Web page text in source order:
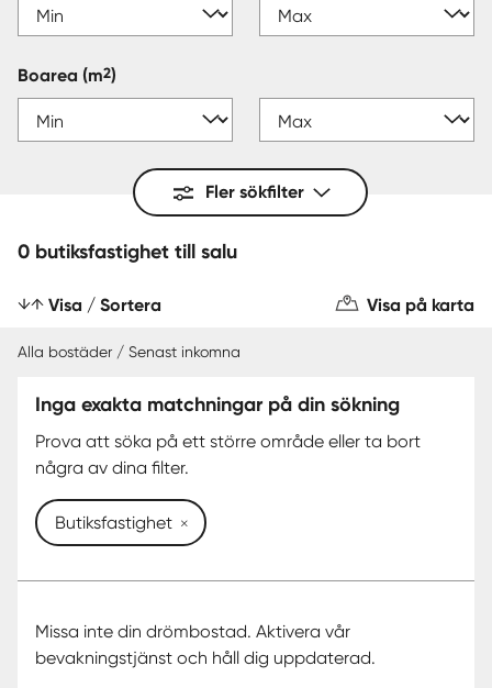
Boarea (m2)
Fler sökfilter
0 butiksfastighet till salu
Visa / Sortera Visa på karta
Alla bostäder / Senast inkomna
Inga exakta matchningar på din sökning
Prova att söka på ett större område eller ta bort
några av dina filter.
Butiksfastighet
Missa inte din drömbostad. Aktivera vår
bevakningstjänst och håll dig uppdaterad.